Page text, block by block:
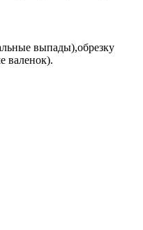
выпады),обрезку
валенок).